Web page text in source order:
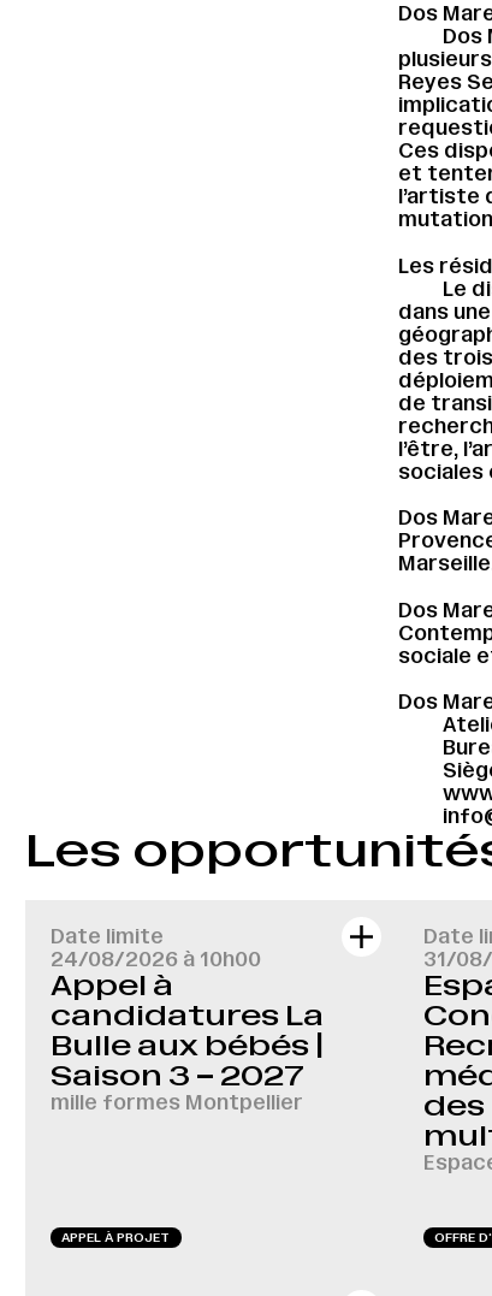
Dos
Dos
Reyes
Ces
et
l’artiste
Les
Le
dans
des
de
l’être,
sociales
Dos
Dos
sociale
Dos
Les
Date limite
24/08/2026 à 10h00
Appel à
candidatures La
Bulle aux bébés |
Saison 3 – 2027
mille formes Montpellier
APPEL À PROJET
Date
31/
OFFRE